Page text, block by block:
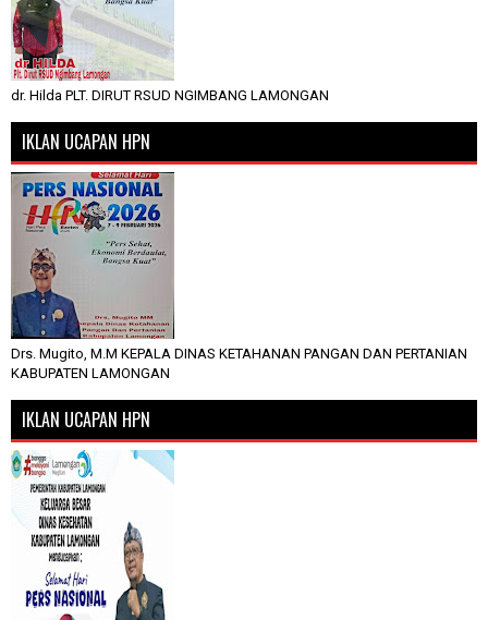
dr. Hilda PLT. DIRUT RSUD NGIMBANG LAMONGAN
IKLAN UCAPAN HPN
Drs. Mugito, M.M KEPALA DINAS KETAHANAN PANGAN DAN PERTANIAN
KABUPATEN LAMONGAN
IKLAN UCAPAN HPN